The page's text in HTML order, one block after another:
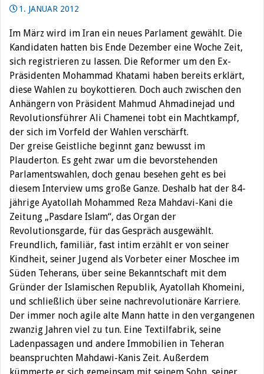
1. JANUAR 2012
Im März wird im Iran ein neues Parlament gewählt. Die
Kandidaten hatten bis Ende Dezember eine Woche Zeit,
sich registrieren zu lassen. Die Reformer um den Ex-
Präsidenten Mohammad Khatami haben bereits erklärt,
diese Wahlen zu boykottieren. Doch auch zwischen den
Anhängern von Präsident Mahmud Ahmadinejad und
Revolutionsführer Ali Chamenei tobt ein Machtkampf,
der sich im Vorfeld der Wahlen verschärft.
Der greise Geistliche beginnt ganz bewusst im
Plauderton. Es geht zwar um die bevorstehenden
Parlamentswahlen, doch genau besehen geht es bei
diesem Interview ums große Ganze. Deshalb hat der 84-
jährige Ayatollah Mohammed Reza Mahdavi-Kani die
Zeitung „Pasdare Islam“, das Organ der
Revolutionsgarde, für das Gespräch ausgewählt.
Freundlich, familiär, fast intim erzählt er von seiner
Kindheit, seiner Jugend als Vorbeter einer Moschee im
Süden Teherans, über seine Bekanntschaft mit dem
Gründer der Islamischen Republik, Ayatollah Khomeini,
und schließlich über seine nachrevolutionäre Karriere.
Der immer noch agile alte Mann hatte in den vergangenen
zwanzig Jahren viel zu tun. Eine Textilfabrik, seine
Ladenpassagen und andere Immobilien in Teheran
beanspruchten Mahdawi-Kanis Zeit. Außerdem